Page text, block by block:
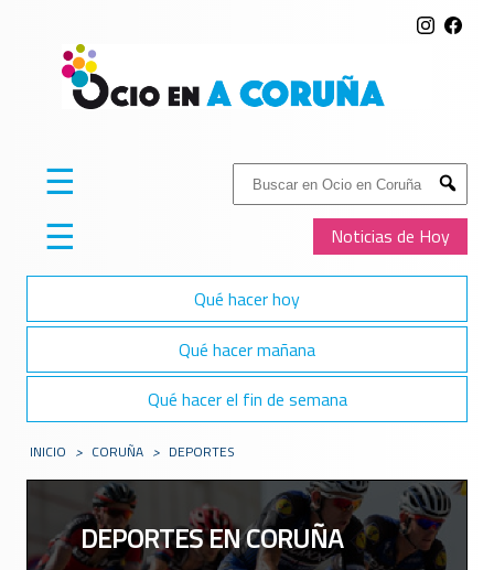
Buscar:
Submit
Noticias de Hoy
☰
☰
Qué hacer hoy
Qué hacer mañana
Qué hacer el fin de semana
INICIO > CORUÑA > DEPORTES
DEPORTES EN CORUÑA